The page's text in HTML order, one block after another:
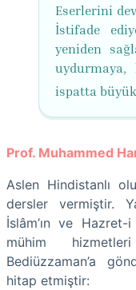
Eserlerini
İstifade
yeniden
ispatta
Prof. Muhammed
Aslen Hindistanlı
dersler vermiştir.
İslâm’ın ve Hazret-i
mühim
Bediüzzaman’a
hitap etmiştir: